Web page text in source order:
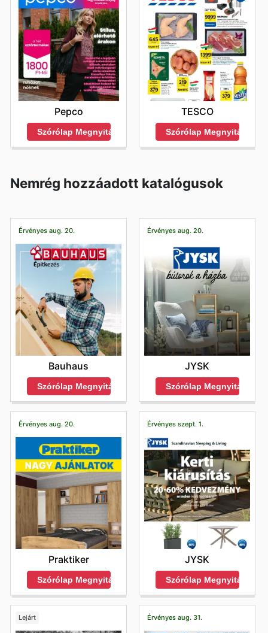
Pepco
Szórólap Megnyitása
TESCO
Szórólap Megnyitása
Nemrég hozzáadott katalógusok
Érvényes aug. 20.
Bauhaus
Szórólap Megnyitása
Érvényes aug. 20.
JYSK
Szórólap Megnyitása
Érvényes aug. 20.
Praktiker
Szórólap Megnyitása
Érvényes szept. 1.
JYSK
Szórólap Megnyitása
Lejárt Érvényes aug. 31.